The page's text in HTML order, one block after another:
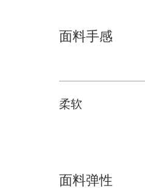
面料手感
柔软
面料弹性